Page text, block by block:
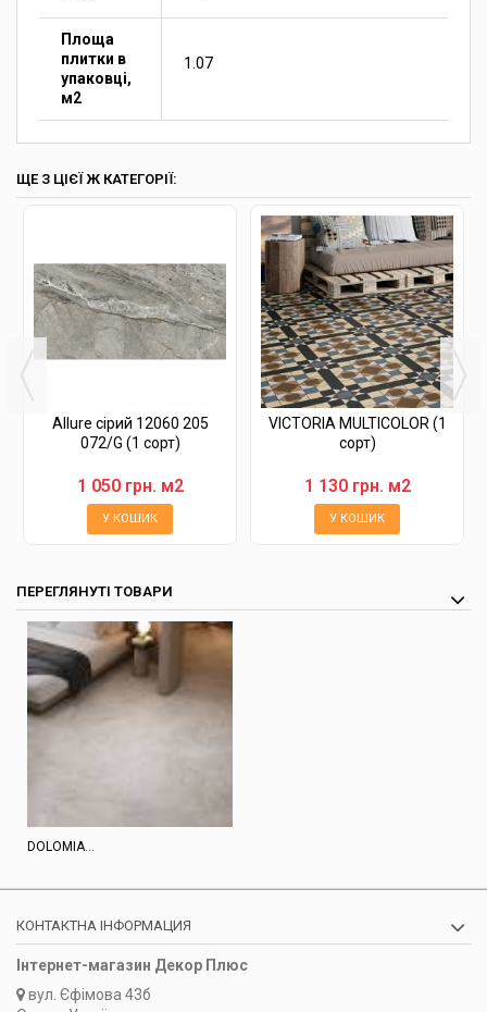
Площа
плитки в
упаковці,
м2
1.07
ЩЕ З ЦІЄЇ Ж КАТЕГОРІЇ:
Allure сірий 12060 205
072/G (1 сорт)
1 050 грн. м2
У КОШИК
VICTORIA MULTICOLOR (1
сорт)
1 130 грн. м2
У КОШИК
ПЕРЕГЛЯНУТІ ТОВАРИ
DOLOMIA...
КОНТАКТНА ІНФОРМАЦИЯ
Інтернет-магазин Декор Плюс
вул. Єфімова 43б